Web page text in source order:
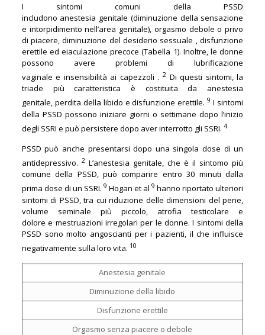
I sintomi comuni della PSSD
includono anestesia genitale (diminuzione della sensazione
e intorpidimento nell’area genitale), orgasmo debole o privo
di piacere, diminuzione del desiderio sessuale , disfunzione
erettile ed eiaculazione precoce (Tabella 1). Inoltre, le donne
possono avere problemi di lubrificazione
vaginale e insensibilità ai capezzoli .2 Di questi sintomi, la
triade più caratteristica è costituita da anestesia
genitale, perdita della libido e disfunzione erettile.9 I sintomi
della PSSD possono iniziare giorni o settimane dopo l’inizio
degli SSRI e può persistere dopo aver interrotto gli SSRI. 4
PSSD può anche presentarsi dopo una singola dose di un
antidepressivo. 2L’anestesia genitale, che è il sintomo più
comune della PSSD, può comparire entro 30 minuti dalla
prima dose di un SSRI. 9 Hogan et al9 hanno riportato ulteriori
sintomi di PSSD, tra cui riduzione delle dimensioni del pene,
volume seminale più piccolo, atrofia testicolare e
dolore e mestruazioni irregolari per le donne. I sintomi della
PSSD sono molto angoscianti per i pazienti, il che influisce
negativamente sulla loro vita. 10
Anestesia genitale
Diminuzione della libido
Disfunzione erettile
Orgasmo senza piacere o debole